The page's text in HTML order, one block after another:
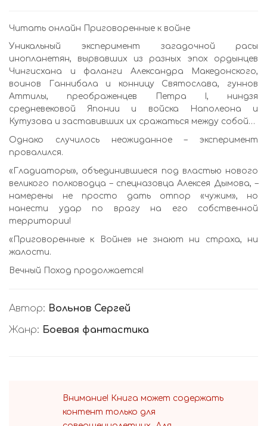
Читать онлайн Приговоренные к войне
Уникальный эксперимент загадочной расы
инопланетян, вырвавших из разных эпох ордынцев
Чингисхана и фаланги Александра Македонского,
воинов Ганнибала и конницу Святослава, гуннов
Аттилы, преображенцев Петра I, ниндзя
средневековой Японии и войска Наполеона и
Кутузова и заставивших их сражаться между собой…
Однако случилось неожиданное – эксперимент
провалился.
«Гладиаторы», объединившиеся под властью нового
великого полководца – спецназовца Алексея Дымова, –
намерены не просто дать отпор «чужим», но
нанести удар по врагу на его собственной
территории!
«Приговоренные к Войне» не знают ни страха, ни
жалости.
Вечный Поход продолжается!
Автор: Вольнов Сергей
Жанр: Боевая фантастика
Внимание! Книга может содержать
контент только для